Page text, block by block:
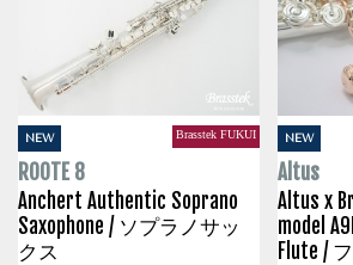
NEW Brasstek FUKUI
ROOTE 8
Anchert Authentic Soprano
Saxophone / ソプラノサッ
クス
NEW
Altus
Altus x
model
Flute /